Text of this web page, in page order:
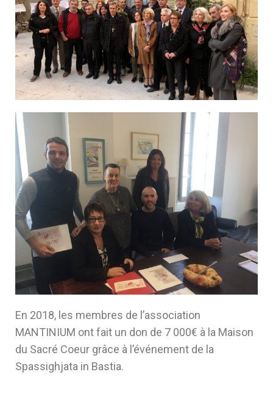
En 2018, les membres de l’association
MANTINIUM ont fait un don de 7 000€ à la Maison
du Sacré Coeur grâce à l’événement de la
Spassighjata in Bastia.